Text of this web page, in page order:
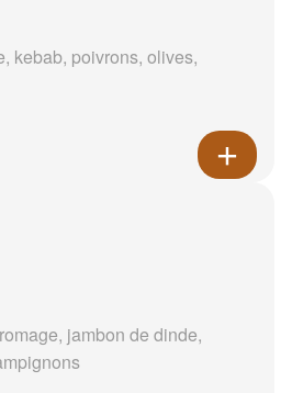
kebab, poivrons, olives,
jambon de dinde,